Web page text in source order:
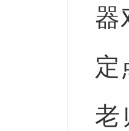
器
定
老